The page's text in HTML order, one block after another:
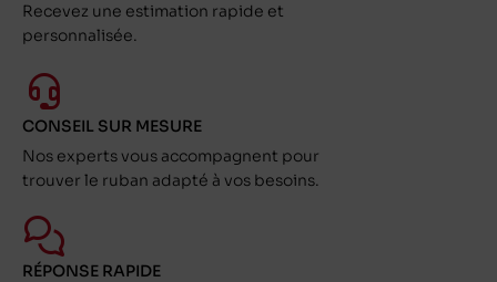
Recevez une estimation rapide et
personnalisée.
CONSEIL SUR MESURE
Nos experts vous accompagnent pour
trouver le ruban adapté à vos besoins.
RÉPONSE RAPIDE